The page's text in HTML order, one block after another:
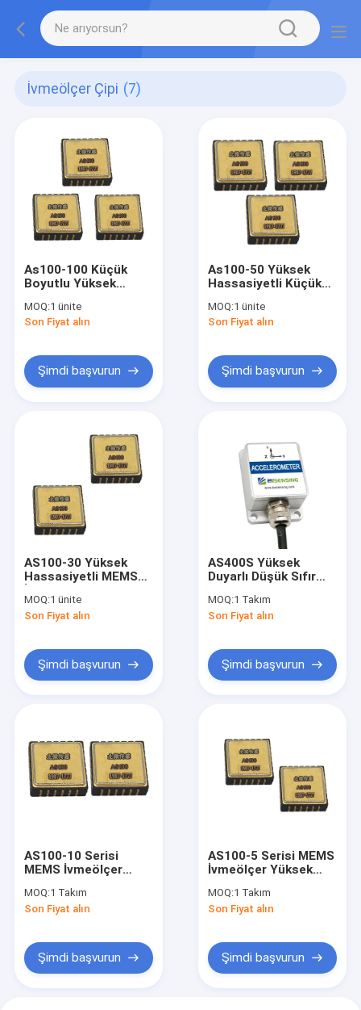
İvmeölçer Çipi (7)
As100-100 Küçük
Boyutlu Yüksek
İvmeölçer SPI Veri
Yolu Çıkışı İHA Uçuş
Navigasyon
MOQ:1 ünite
Son Fiyat alın
Şimdi başvurun
As100-50 Yüksek
Hassasiyetli Küçük
İvmeölçer Spi Bus
Çıkış Ahrs İvme
MOQ:1 ünite
Son Fiyat alın
Şimdi başvurun
AS100-30 Yüksek
Hassasiyetli MEMS
Hacimli Tam Dijital
Çıkış Ataletsel
MOQ:1 ünite
Son Fiyat alın
Şimdi başvurun
AS400S Yüksek
Duyarlı Düşük Sıfır
İvmeölçer Çip
Çözünürlüğü 0.1°
MOQ:1 Takım
Son Fiyat alın
Şimdi başvurun
AS100-10 Serisi
MEMS İvmeölçer
Düşük Güç Tüketimi
Dijital Çıkış Önyargı
MOQ:1 Takım
Son Fiyat alın
Şimdi başvurun
AS100-5 Serisi MEMS
İvmeölçer Yüksek
Boyutlu SPI Veri Yolu
Çıkış Önyargı
MOQ:1 Takım
Son Fiyat alın
Şimdi başvurun